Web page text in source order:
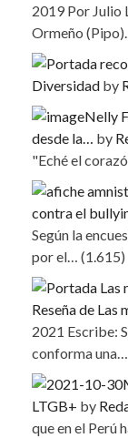
2019 Por Julio
Ormeño (Pipo)…
Diversidad by
Nelly
desde la…
by
"Eché el
contra el
Según la
por el…
(1.615)
Reseña de Las
2021 Escribe:
conforma una…
LTGB+ by
que en el Perú